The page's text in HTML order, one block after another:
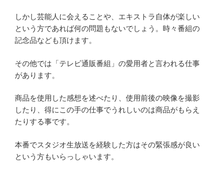
しかし芸能人に会えることや、エキストラ自体が楽しい
という方であれば何の問題もないでしょう。時々番組の
記念品なども頂けます。
その他では「テレビ通販番組」の愛用者と言われる仕事
があります。
商品を使用した感想を述べたり、使用前後の映像を撮影
したり、得にこの手の仕事でうれしいのは商品がもらえ
たりする事です。
本番でスタジオ生放送を経験した方はその緊張感が良い
という方もいらっしゃいます。